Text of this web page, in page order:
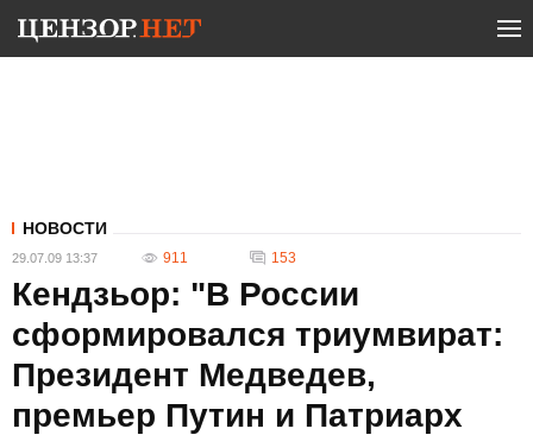
НОВОСТИ
29.07.09 13:37 911 153
Кендзьор: "В России
сформировался триумвират:
Президент Медведев,
премьер Путин и Патриарх